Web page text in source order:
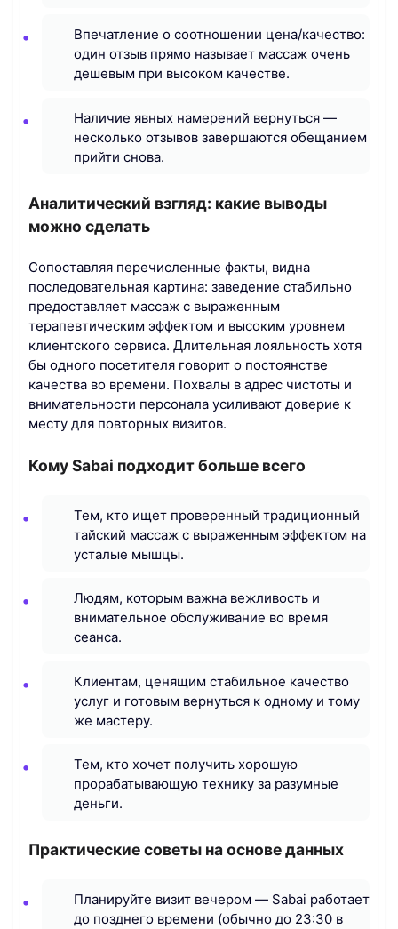
Впечатление о соотношении цена/качество:
один отзыв прямо называет массаж очень
дешевым при высоком качестве.
Наличие явных намерений вернуться —
несколько отзывов завершаются обещанием
прийти снова.
Аналитический взгляд: какие выводы
можно сделать
Сопоставляя перечисленные факты, видна
последовательная картина: заведение стабильно
предоставляет массаж с выраженным
терапевтическим эффектом и высоким уровнем
клиентского сервиса. Длительная лояльность хотя
бы одного посетителя говорит о постоянстве
качества во времени. Похвалы в адрес чистоты и
внимательности персонала усиливают доверие к
месту для повторных визитов.
Кому Sabai подходит больше всего
Тем, кто ищет проверенный традиционный
тайский массаж с выраженным эффектом на
усталые мышцы.
Людям, которым важна вежливость и
внимательное обслуживание во время
сеанса.
Клиентам, ценящим стабильное качество
услуг и готовым вернуться к одному и тому
же мастеру.
Тем, кто хочет получить хорошую
прорабатывающую технику за разумные
деньги.
Практические советы на основе данных
Планируйте визит вечером — Sabai работает
до позднего времени (обычно до 23:30 в